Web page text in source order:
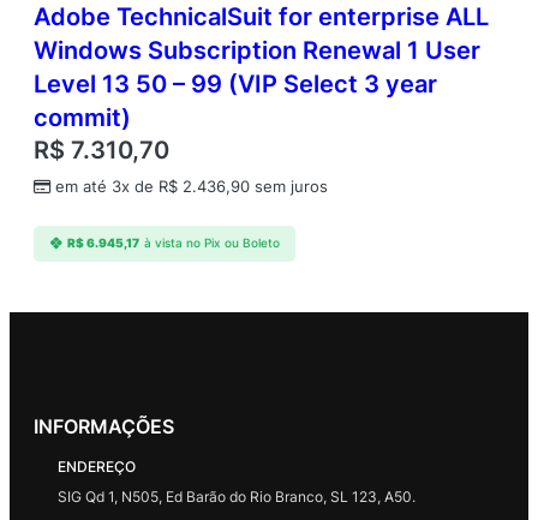
Adobe TechnicalSuit for enterprise ALL
Windows Subscription Renewal 1 User
Level 13 50 – 99 (VIP Select 3 year
commit)
R$ 7.310,70
em até 3x de R$ 2.436,90 sem juros
R$6.945,17 à vista no Pix ou Boleto
INFORMAÇÕES
ENDEREÇO
SIG Qd 1, N505, Ed Barão do Rio Branco, SL 123, A50.